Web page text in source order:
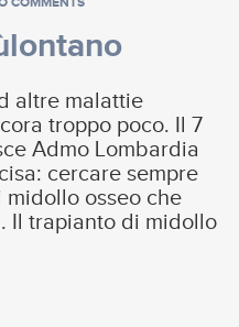
altre malattie
troppo poco. Il 7
Admo Lombardia
cercare sempre
osseo che
Il trapianto di midollo